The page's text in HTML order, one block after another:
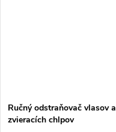
Ručný odstraňovač vlasov a
zvieracích chlpov